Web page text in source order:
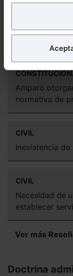
¿Qué puedes
en la web sea
todas las
También
seleccionar
que sean
Saber más
Obligación de
Amparo
normativa de
CIVIL
Inexistencia
CIVIL
Necesidad de
establecer
Ver más
Doctrina